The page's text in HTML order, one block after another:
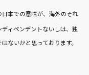
日本での意味が、海外のそれ
ィペンデントないしは、独
ないかと思っております。